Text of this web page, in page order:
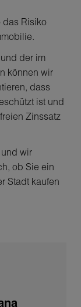
das Risiko
der im
können wir
dass
ist und
Zinssatz
wir
ob Sie ein
Stadt kaufen